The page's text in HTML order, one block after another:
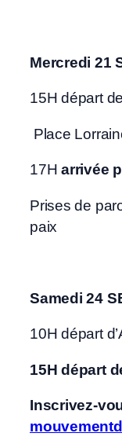
Mercredi 21
15H départ de
Place
17Harrivée
Prises de
paix
Samedi 24
10H départ
15H départ
Inscrivez-